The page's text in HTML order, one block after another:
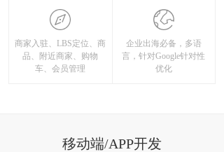
商家入驻、LBS定位、商
品、附近商家、购物
车、会员管理
企业出海必备，多语
言，针对Google针对性
优化
移动端/APP开发